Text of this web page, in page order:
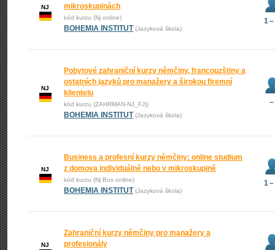
NJ
mikroskupinách
kód kurzu (Nj online)
BOHEMIA INSTITUT (Jazyková škola)
1
NJ
Pobytové zahraniční kurzy němčiny, francouzštiny a
ostatních jazyků pro manažery a širokou firemní
klientelu
kód kurzu (ZAHRMAN-NJ_FJ))
BOHEMIA INSTITUT (Jazyková škola)
–
NJ
Business a profesní kurzy němčiny: online studium
z domova individuálně nebo v mikroskupině
kód kurzu (Nj Bus online)
BOHEMIA INSTITUT (Jazyková škola)
1
NJ
Zahraniční kurzy němčiny pro manažery a
profesionály